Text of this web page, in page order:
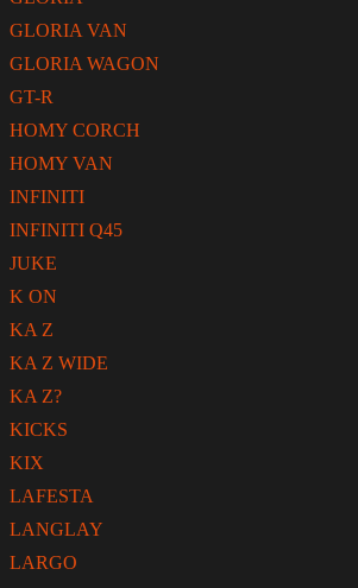
GLORIA VAN
GLORIA WAGON
GT-R
HOMY CORCH
HOMY VAN
INFINITI
INFINITI Q45
JUKE
K ON
KA Z
KA Z WIDE
KA Z?
KICKS
KIX
LAFESTA
LANGLAY
LARGO